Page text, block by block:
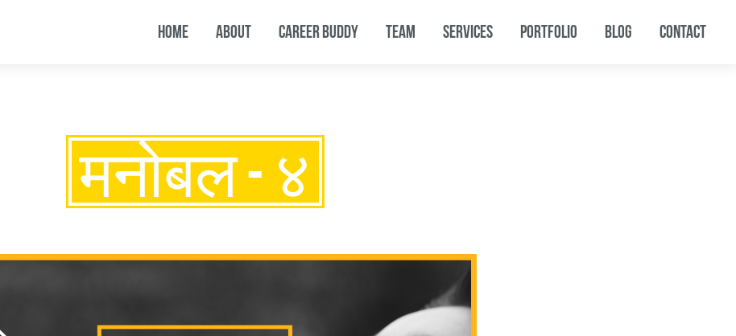
HOME ABOUT CAREER BUDDY TEAM SERVICES PORTFOLIO BLOG CONTACT
मनोबल - ४